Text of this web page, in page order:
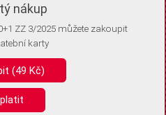
ukládat žádné informace
vás ale požádali o souhlas s
nákup
ZZ 3/2025 můžete zakoupit
karty
(49 Kč)